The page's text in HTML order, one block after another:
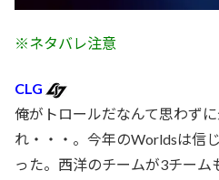
※ネタバレ注意
CLG
俺がトロールだなんて思わず
れ・・・。今年のWorldsは信
った。西洋のチームが3チーム